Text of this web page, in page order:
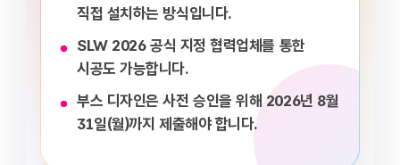
직접 설치하는 방식입니다.
SLW 2026 공식 지정 협력업체를 통한
시공도 가능합니다.
부스 디자인은 사전 승인을 위해 2026년 8월
31일(월)까지 제출해야 합니다.